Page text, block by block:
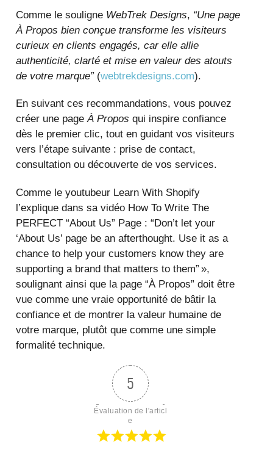
Comme le souligne WebTrek Designs, “Une page
À Propos bien conçue transforme les visiteurs
curieux en clients engagés, car elle allie
authenticité, clarté et mise en valeur des atouts
de votre marque”(webtrekdesigns.com).
En suivant ces recommandations, vous pouvez
créer une pageÀ Propos qui inspire confiance
dès le premier clic, tout en guidant vos visiteurs
vers l’étape suivante : prise de contact,
consultation ou découverte de vos services.
Comme le youtubeur Learn With Shopify
l’explique dans sa vidéo How To Write The
PERFECT “About Us” Page : “Don’t let your
‘About Us’ page be an afterthought. Use it as a
chance to help your customers know they are
supporting a brand that matters to them” »,
soulignant ainsi que la page “À Propos” doit être
vue comme une vraie opportunité de bâtir la
confiance et de montrer la valeur humaine de
votre marque, plutôt que comme une simple
formalité technique.
5
Évaluation de l'articl
e